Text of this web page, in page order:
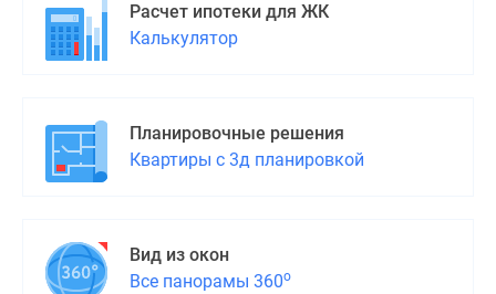
Расчет ипотеки для ЖК
Калькулятор
Планировочные решения
Квартиры с 3д планировкой
Вид из окон
Все панорамы 360о